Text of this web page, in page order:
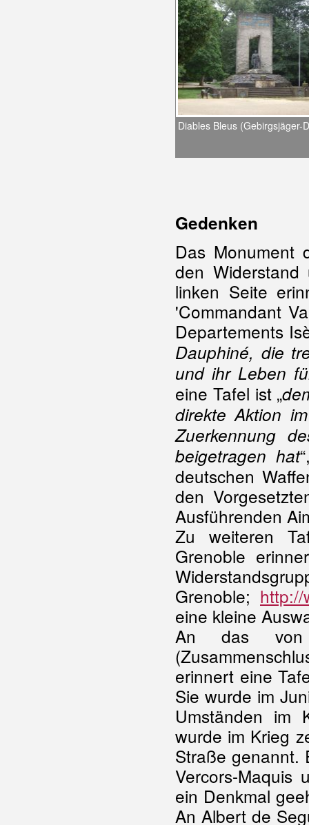
Diables Bleus (Gebirgsjäger-
Gedenken
Das Monument
den Widerstand
linken Seite
'Commandant
Departements
Dauphiné, die
und ihr Leben
eine Tafel ist „
direkte Aktion
Zuerkennung
beigetragen hat
deutschen
den
Ausführenden
Zu weiteren
Grenoble
Grenoble; http://
eine kleine
An das von
erinnert eine
Sie wurde im
Umständen im
wurde im Krieg
Straße genannt.
Vercors-Maquis
ein Denkmal
An Albert de